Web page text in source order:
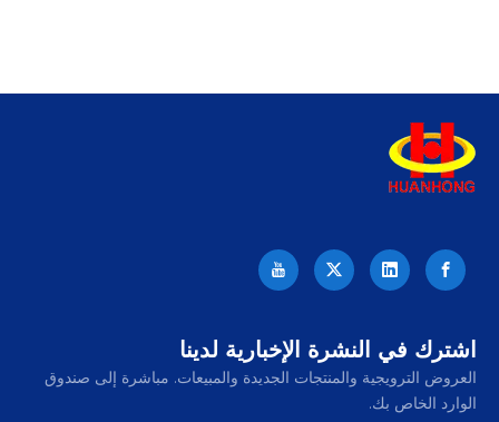
اشترك في النشرة الإخبارية لدينا
العروض الترويجية والمنتجات الجديدة والمبيعات. مباشرة إلى صندوق
الوارد الخاص بك.